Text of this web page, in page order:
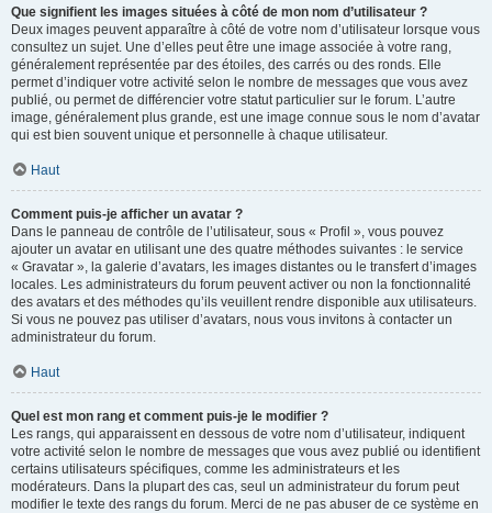
Que signifient les images situées à côté de mon nom d’utilisateur ?
Deux images peuvent apparaître à côté de votre nom d’utilisateur lorsque vous
consultez un sujet. Une d’elles peut être une image associée à votre rang,
généralement représentée par des étoiles, des carrés ou des ronds. Elle
permet d’indiquer votre activité selon le nombre de messages que vous avez
publié, ou permet de différencier votre statut particulier sur le forum. L’autre
image, généralement plus grande, est une image connue sous le nom d’avatar
qui est bien souvent unique et personnelle à chaque utilisateur.
Haut
Comment puis-je afficher un avatar ?
Dans le panneau de contrôle de l’utilisateur, sous « Profil », vous pouvez
ajouter un avatar en utilisant une des quatre méthodes suivantes : le service
« Gravatar », la galerie d’avatars, les images distantes ou le transfert d’images
locales. Les administrateurs du forum peuvent activer ou non la fonctionnalité
des avatars et des méthodes qu’ils veuillent rendre disponible aux utilisateurs.
Si vous ne pouvez pas utiliser d’avatars, nous vous invitons à contacter un
administrateur du forum.
Haut
Quel est mon rang et comment puis-je le modifier ?
Les rangs, qui apparaissent en dessous de votre nom d’utilisateur, indiquent
votre activité selon le nombre de messages que vous avez publié ou identifient
certains utilisateurs spécifiques, comme les administrateurs et les
modérateurs. Dans la plupart des cas, seul un administrateur du forum peut
modifier le texte des rangs du forum. Merci de ne pas abuser de ce système en